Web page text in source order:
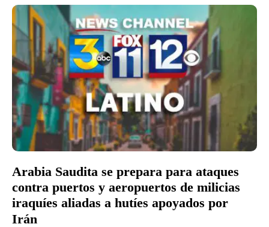
Arabia Saudita se prepara para ataques
contra puertos y aeropuertos de milicias
iraquíes aliadas a hutíes apoyados por
Irán